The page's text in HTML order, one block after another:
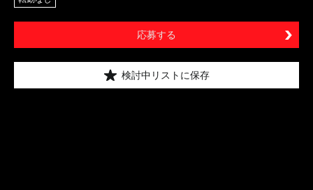
応募する
検討中リストに保存